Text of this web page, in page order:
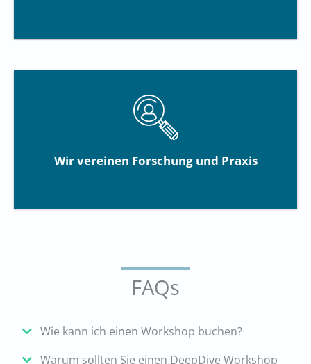
Wir vereinen Forschung und Praxis
FAQs
Wie kann ich einen Workshop buchen?
Warum sollten Sie einen DeepDive Workshop